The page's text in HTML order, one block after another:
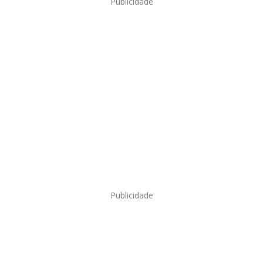
Publicidade